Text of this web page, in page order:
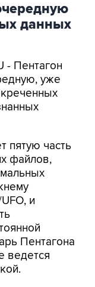
данных
- Пентагон
уже
пятую часть
файлов,
и
Пентагона
ведется